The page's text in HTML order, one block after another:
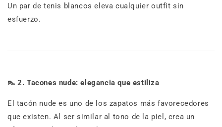
Un par de tenis blancos eleva cualquier outfit sin
esfuerzo.
👠 2. Tacones nude: elegancia que estiliza
El tacón nude es uno de los zapatos más favorecedores
que existen. Al ser similar al tono de la piel, crea un